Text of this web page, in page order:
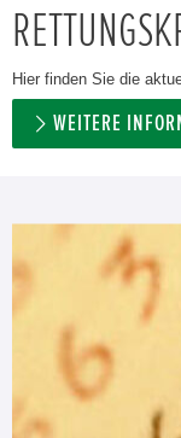
Hier finden Sie die
WEITERE